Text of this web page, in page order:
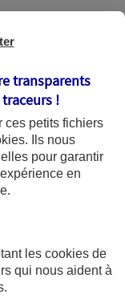
l’Arche –
: - 4
- 75436
de
Vie sont
de
transparents
!
ces petits fichiers
. Ils nous
pour garantir
en
les cookies de
qui nous aident à